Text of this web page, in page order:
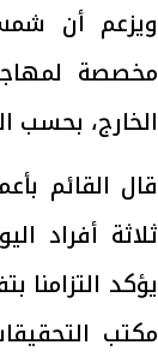
ويزعم أن
مخصصة
الخارج، بحسب
قال القائم
ثلاثة أفراد
يؤكد
مكتب